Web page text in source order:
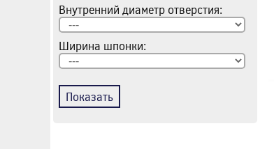
Внутренний диаметр отверстия:
Ширина шпонки:
Показать